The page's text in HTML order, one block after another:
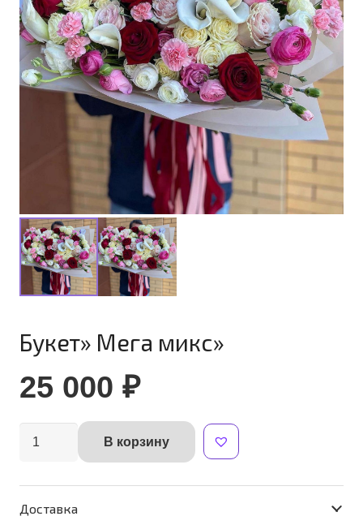
Букет» Мега микс»
25 000 ₽
Количество
В корзину
Alternative:
Доставка